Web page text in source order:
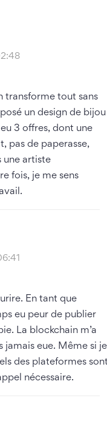
transforme tout sans
un design de bijou
eu 3 offres, dont une
pas de paperasse,
une artiste
fois, je me sens
En tant que
eu peur de publier
La blockchain m’a
jamais eue. Même si je
des plateformes
nécessaire.